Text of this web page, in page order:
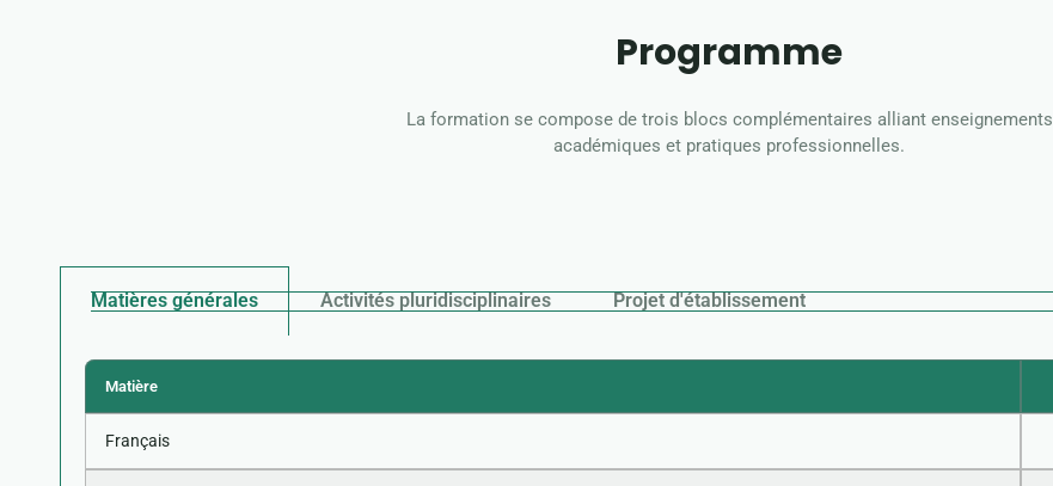
Programme
La formation se compose de trois blocs complémentaires alliant enseignements
académiques et pratiques professionnelles.
Matières générales Activités pluridisciplinaires Projet d'établissement
Matière
Français